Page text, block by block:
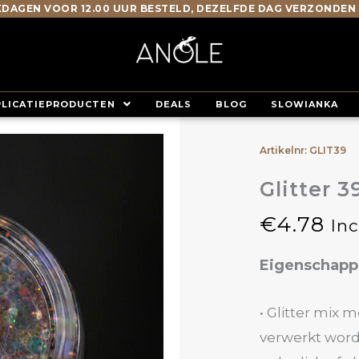
VOOR 12.00 UUR BESTELD, DEZELFDE DAG VERZONDEN
DEALS BLOG SLOWIANKA
Artikelnr: GLIT39
Glitter
€4.78
• Glitter mix
verwerkt